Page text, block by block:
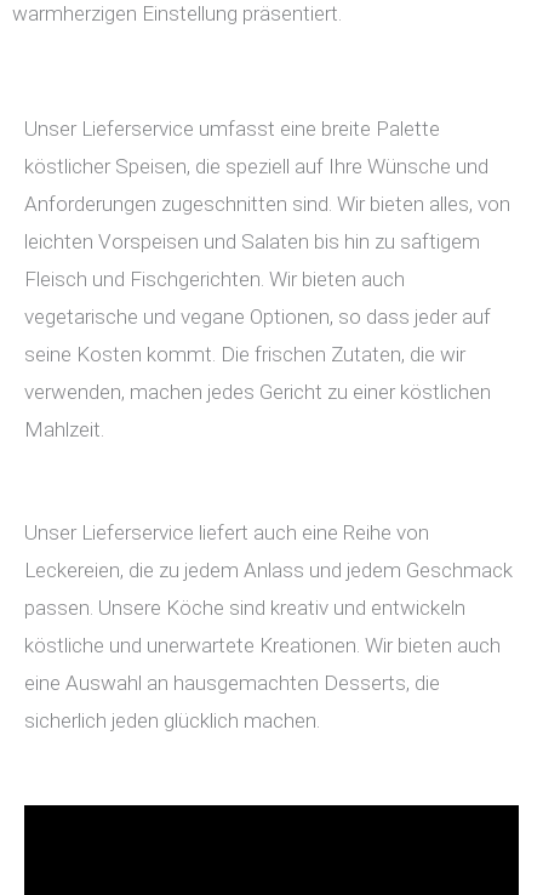
warmherzigen Einstellung präsentiert.
Unser Lieferservice umfasst eine breite Palette
köstlicher Speisen, die speziell auf Ihre Wünsche und
Anforderungen zugeschnitten sind. Wir bieten alles, von
leichten Vorspeisen und Salaten bis hin zu saftigem
Fleisch und Fischgerichten. Wir bieten auch
vegetarische und vegane Optionen, so dass jeder auf
seine Kosten kommt. Die frischen Zutaten, die wir
verwenden, machen jedes Gericht zu einer köstlichen
Mahlzeit.
Unser Lieferservice liefert auch eine Reihe von
Leckereien, die zu jedem Anlass und jedem Geschmack
passen. Unsere Köche sind kreativ und entwickeln
köstliche und unerwartete Kreationen. Wir bieten auch
eine Auswahl an hausgemachten Desserts, die
sicherlich jeden glücklich machen.